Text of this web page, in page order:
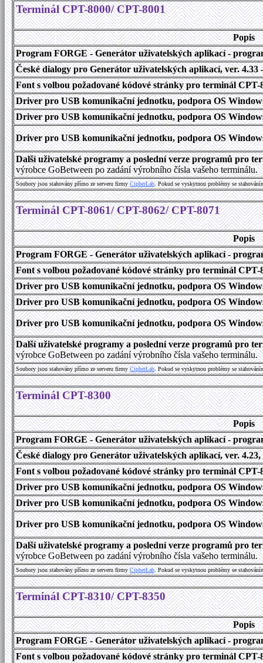
Terminál CPT-8000/ CPT-8001
Popis
Program FORGE - Generátor uživatelských aplikací -
České dialogy pro Generátor uživatelských aplikací, ver. 4.33
Font s volbou požadované kódové stránky pro terminál
Driver pro USB komunikační jednotku, podpora OS
Driver pro USB komunikační jednotku, podpora OS
Driver pro USB komunikační jednotku, podpora OS
Další uživatelské programy a poslední verze programů pro
výrobce GoBetween po zadání výrobního čísla vašeho terminálu.
Soubory jsou stahovány přímo ze serveru firmyCipherLab. Pokud se vyskytnou problémy se
Terminál CPT-8061/ CPT-8062/ CPT-8071
Popis
Program FORGE - Generátor uživatelských aplikací -
Font s volbou požadované kódové stránky pro terminál
Driver pro USB komunikační jednotku, podpora OS
Driver pro USB komunikační jednotku, podpora OS
Driver pro USB komunikační jednotku, podpora OS
Další uživatelské programy a poslední verze programů pro
výrobce GoBetween po zadání výrobního čísla vašeho terminálu.
Soubory jsou stahovány přímo ze serveru firmyCipherLab. Pokud se vyskytnou problémy se
Terminál CPT-8300
Popis
Program FORGE - Generátor uživatelských aplikací -
České dialogy pro Generátor uživatelských aplikací, ver. 4.23,
Font s volbou požadované kódové stránky pro terminál
Driver pro USB komunikační jednotku, podpora OS
Driver pro USB komunikační jednotku, podpora OS
Driver pro USB komunikační jednotku, podpora OS
Další uživatelské programy a poslední verze programů pro
výrobce GoBetween po zadání výrobního čísla vašeho terminálu.
Soubory jsou stahovány přímo ze serveru firmyCipherLab. Pokud se vyskytnou problémy se
Terminál CPT-8310/ CPT-8350
Popis
Program FORGE - Generátor uživatelských aplikací -
Font s volbou požadované kódové stránky pro terminál